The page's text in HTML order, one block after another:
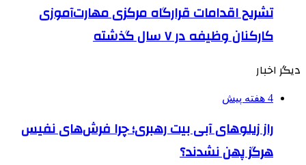
تشریح اقدامات قرارگاه مرکزی مهارت‌آموزی
کارکنان وظیفه در ۷ سال گذشته
دیگر اخبار
4 هفته پیش
راز زیلوهای آبی بیت رهبری؛ چرا فرش‌های نفیس
هرگز پهن نشدند؟